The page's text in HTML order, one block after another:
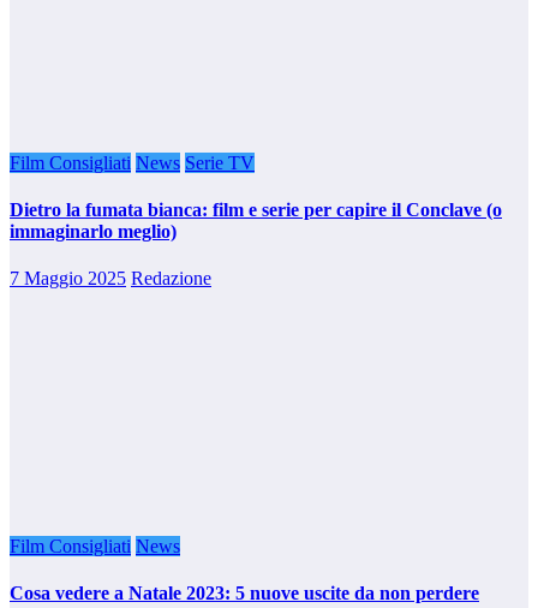
Film Consigliati News Serie TV
Dietro la fumata bianca: film e serie per capire il Conclave (o
immaginarlo meglio)
7 Maggio 2025 Redazione
Film Consigliati News
Cosa vedere a Natale 2023: 5 nuove uscite da non perdere